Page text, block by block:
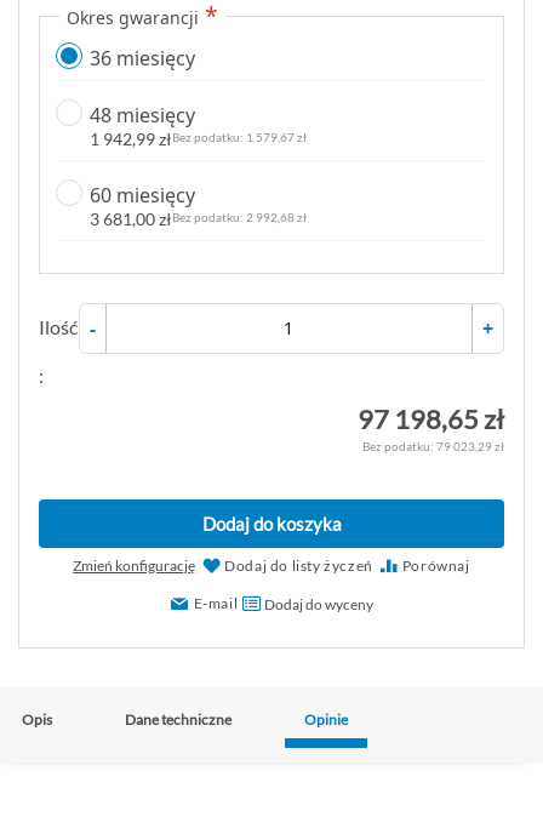
Okres gwarancji
36 miesięcy
48 miesięcy
1 942,99 zł 1 579,67 zł
60 miesięcy
3 681,00 zł 2 992,68 zł
Ilość
:
- +
97 198,65 zł
79 023,29 zł
Dodaj do koszyka
Zmień konfigurację Dodaj do listy życzeń Porównaj
E-mail Dodaj do wyceny
Opis Dane techniczne Opinie